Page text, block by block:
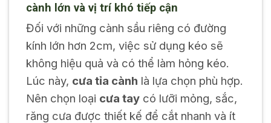
cành lớn và vị trí khó tiếp cận
Đối với những cành sầu riêng có đường
kính lớn hơn 2cm, việc sử dụng kéo sẽ
không hiệu quả và có thể làm hỏng kéo.
Lúc này, cưa tỉa cành là lựa chọn phù hợp.
Nên chọn loại cưa taycó lưỡi mỏng, sắc,
răng cưa được thiết kế để cắt nhanh và ít